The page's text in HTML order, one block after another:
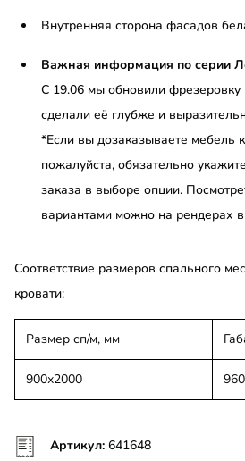
Внутренняя сторона фасадов
Важная информация по серии
С 19.06 мы обновили фрезеровку
сделали её глубже и
*Если вы дозаказываете мебель
пожалуйста, обязательно
заказа в выборе опции.
вариантами можно на рендерах
Соответствие размеров спального
кровати:
Размер сп/м, мм
900х2000
Артикул: 641648